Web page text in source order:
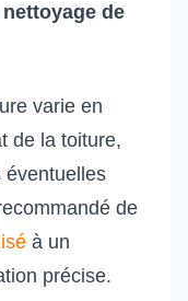
de
varie en
de la toiture,
éventuelles
de
à un
précise.